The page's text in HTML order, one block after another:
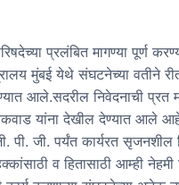
प्रलंबित मागण्या पूर्ण
मुंबई येथे संघटनेच्या वतीने
आले.सदरील निवेदनाची प्रत
यांना देखील देण्यात आले
पी. जी. पर्यंत कार्यरत
व हितासाठी आम्ही नेहमी